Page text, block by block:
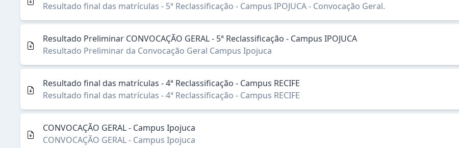
Resultado final das matrículas - 5ª Reclassificação - Campus IPOJUCA - Convocação Geral.
Resultado Preliminar CONVOCAÇÃO GERAL - 5ª Reclassificação - Campus IPOJUCA
Resultado Preliminar da Convocação Geral Campus Ipojuca
Resultado final das matrículas - 4ª Reclassificação - Campus RECIFE
Resultado final das matrículas - 4ª Reclassificação - Campus RECIFE
CONVOCAÇÃO GERAL - Campus Ipojuca
CONVOCAÇÃO GERAL - Campus Ipojuca